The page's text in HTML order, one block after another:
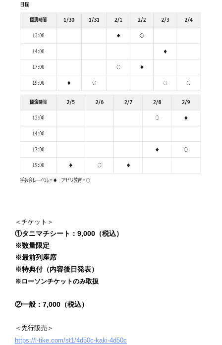
＜チケット＞
①タニマチシート：9,000（税込）
※数量限定
※最前列座席
※特典付（内容後日発表）
※ローソンチケットのみ取扱
②一般：7,000（税込）
＜先行販売＞
https://l-tike.com/st1/4d50c-kaki-4d50c